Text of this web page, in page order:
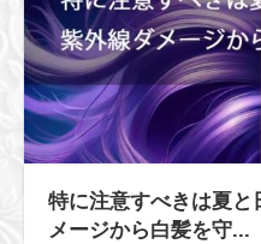
特に注意すべきは夏
メージから白髪を守...